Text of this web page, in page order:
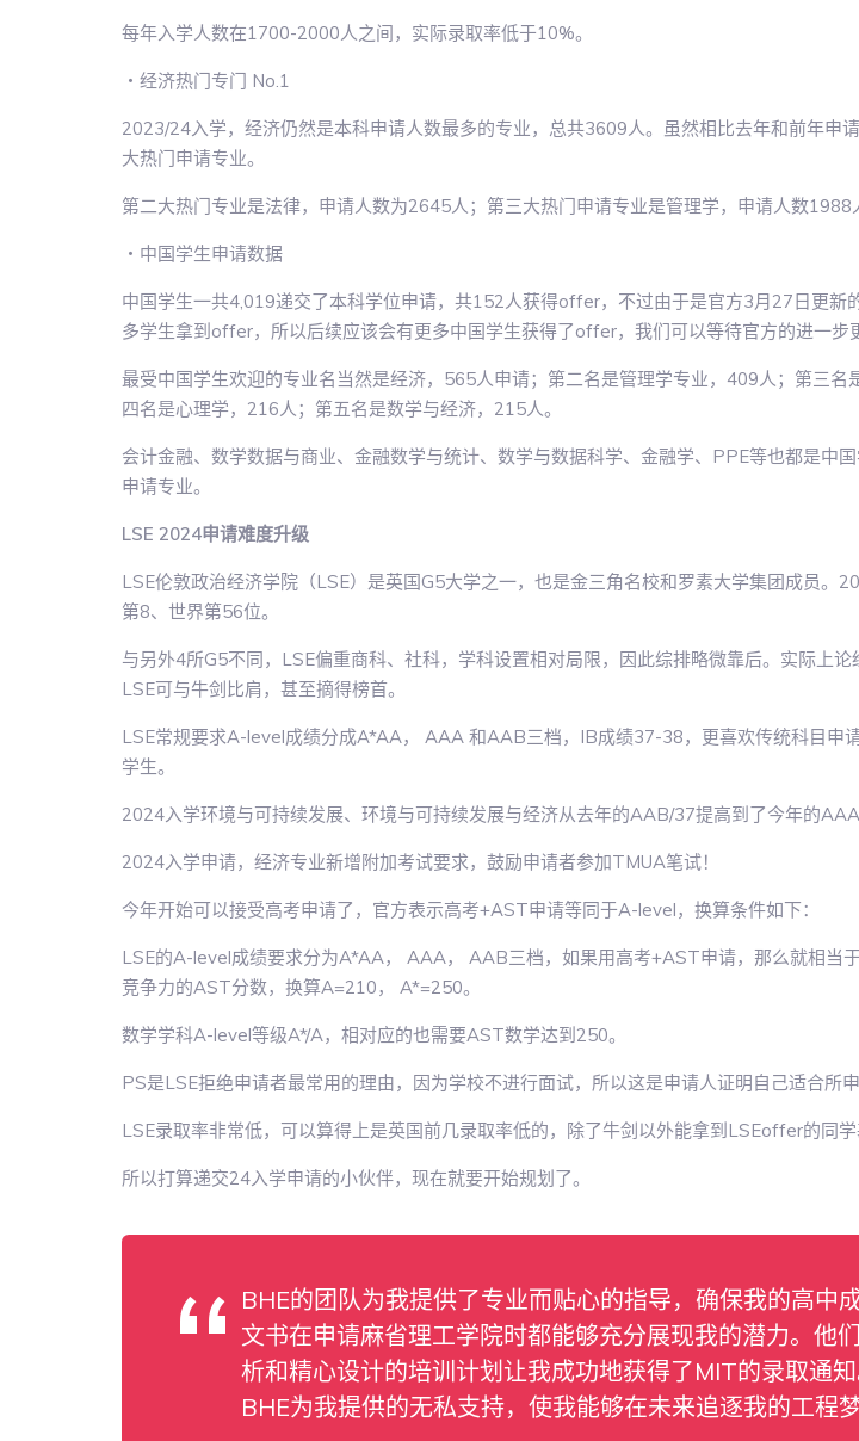
每年入学人数在1700-2000人之间，实际录取率低于10%。
・经济热门专门 No.1
2023/24入学，经济仍然是本科申请人数最多的专业，总共3609人。虽然相比去年和前年申
大热门申请专业。
第二大热门专业是法律，申请人数为2645人；第三大热门申请专业是管理学，申请人数1988
・中国学生申请数据
中国学生一共4,019递交了本科学位申请，共152人获得offer，不过由于是官方3月27日更新
多学生拿到offer，所以后续应该会有更多中国学生获得了offer，我们可以等待官方的进一步
最受中国学生欢迎的专业名当然是经济，565人申请；第二名是管理学专业，409人；第三名
四名是心理学，216人；第五名是数学与经济，215人。
会计金融、数学数据与商业、金融数学与统计、数学与数据科学、金融学、PPE等也都是中
申请专业。
LSE 2024申请难度升级
LSE伦敦政治经济学院（LSE）是英国G5大学之一，也是金三角名校和罗素大学集团成员。
第8、世界第56位。
与另外4所G5不同，LSE偏重商科、社科，学科设置相对局限，因此综排略微靠后。实际上论
LSE可与牛剑比肩，甚至摘得榜首。
LSE常规要求A-level成绩分成A*AA， AAA 和AAB三档，IB成绩37-38，更喜欢传统科目申
学生。
2024入学环境与可持续发展、环境与可持续发展与经济从去年的AAB/37提高到了今年的
2024入学申请，经济专业新增附加考试要求，鼓励申请者参加TMUA笔试！
今年开始可以接受高考申请了，官方表示高考+AST申请等同于A-level，换算条件如下：
LSE的A-level成绩要求分为A*AA， AAA， AAB三档，如果用高考+AST申请，那么就相当
竞争力的AST分数，换算A=210， A*=250。
数学学科A-level等级A*/A，相对应的也需要AST数学达到250。
PS是LSE拒绝申请者最常用的理由，因为学校不进行面试，所以这是申请人证明自己适合所申
LSE录取率非常低，可以算得上是英国前几录取率低的，除了牛剑以外能拿到LSEoffer的同学
所以打算递交24入学申请的小伙伴，现在就要开始规划了。
BHE的团队为我提供了专业而贴心的指导，确保我的高中
文书在申请麻省理工学院时都能够充分展现我的潜力。他
析和精心设计的培训计划让我成功地获得了MIT的录取通
BHE为我提供的无私支持，使我能够在未来追逐我的工程梦